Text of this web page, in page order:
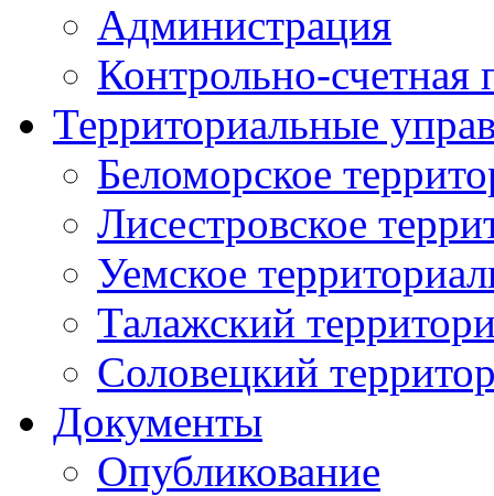
Администрация
Контрольно-счетная
Территориальные
Беломорское
Лисестровское
Уемское
Талажский
Соловецкий
Документы
Опубликование